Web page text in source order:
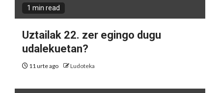
1 min read
Uztailak 22. zer egingo dugu
udalekuetan?
11 urte ago Ludoteka